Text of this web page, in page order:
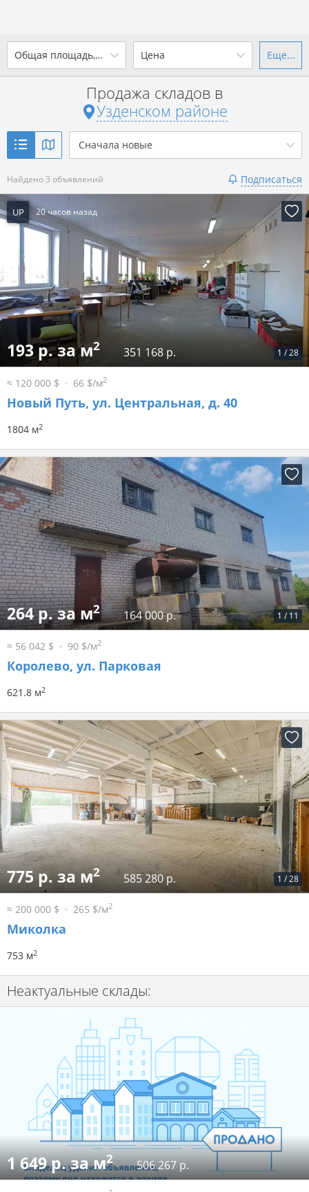
Общая площадь, м
до
Показать 3 объявления
Цена
от до
р. за м
Показать 3 объявления
Еще...
Продажа складов в
Узденском районе
Сначала новые
Найдено 3 объявлений Подписаться
UP 20 часов назад
1 /28
193 р. за м2 351 168 р.
≈ 120 000 $ 66 $/м2
Новый Путь, ул. Центральная, д. 40
1804 м2
1 / 11
264 р. за м2 164 000 р.
≈ 56 042 $ 90 $/м2
Королево, ул. Парковая
621.8 м2
1 /28
775 р. за м2 585 280 р.
≈ 200 000 $ 265 $/м2
Миколка
753 м2
Неактуальные склады:
1 649 р. за м2 506 267 р.
Ваш город -district Узденский
Да Выбрать город